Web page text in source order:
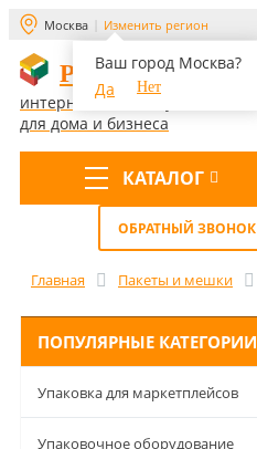
Москва Изменить регион
Ваш город Москва?
Да
Нет
PACK-STORE
интернет-магазин упаковки
для дома и бизнеса
КАТАЛОГ
ОБРАТНЫЙ ЗВОНОК
Главная Пакеты и мешки
ПОПУЛЯРНЫЕ КАТЕГОРИИ
Упаковка для маркетплейсов
Упаковочное оборудование